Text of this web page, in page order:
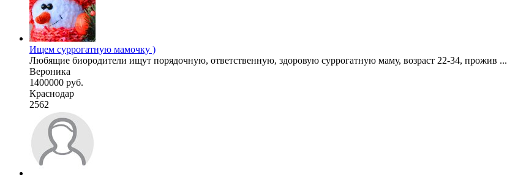
Ищем суррогатную мамочку )
Любящие биородители ищут порядочную, ответственную, здоровую суррогатную маму, возраст 22-34, прожив ...
Вероника
1400000 руб.
Краснодар
2562